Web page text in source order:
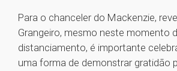
Para o chanceler do Mackenzie,
Grangeiro, mesmo neste momento
distanciamento, é importante
uma forma de demonstrar gratidão